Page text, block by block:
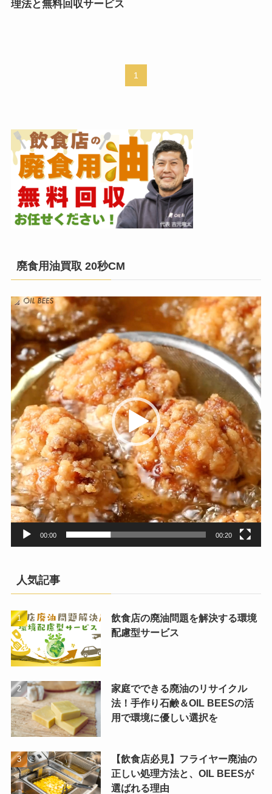
理法と無料回収サービス
1
廃食用油買取 20秒CM
動
画
プ
レ
ー
ヤ
ー
00:00 00:20
人気記事
飲食店の廃油問題を解決する環境
配慮型サービス
家庭でできる廃油のリサイクル
法！手作り石鹸＆OIL BEESの活
用で環境に優しい選択を
【飲食店必見】フライヤー廃油の
正しい処理方法と、OIL BEESが
選ばれる理由